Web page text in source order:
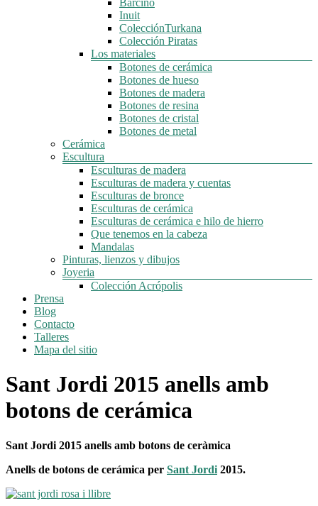
Inuit
ColecciónTurkana
Colección Piratas
Los materiales
Botones de cerámica
Botones de hueso
Botones de madera
Botones de resina
Botones de cristal
Botones de metal
Cerámica
Escultura
Esculturas de madera
Esculturas de madera y cuentas
Esculturas de bronce
Esculturas de cerámica
Esculturas de cerámica e hilo de hierro
Que tenemos en la cabeza
Mandalas
Pinturas, lienzos y dibujos
Joyeria
Colección Acrópolis
Prensa
Blog
Contacto
Talleres
Mapa del sitio
Sant Jordi 2015 anells amb
botons de cerámica
Sant Jordi 2015 anells amb botons de ceràmica
Anells de botons de cerámica per Sant Jordi 2015.